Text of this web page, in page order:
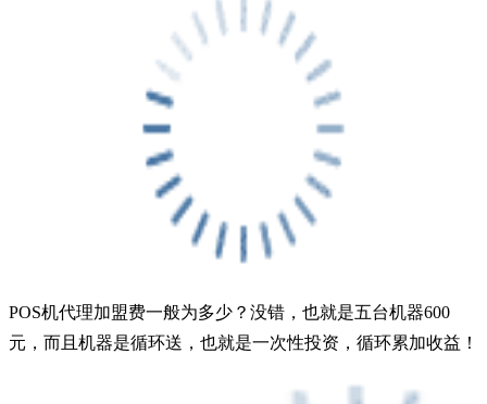
POS机代理加盟费一般为多少？没错，也就是五台机器600
元，而且机器是循环送，也就是一次性投资，循环累加收益！